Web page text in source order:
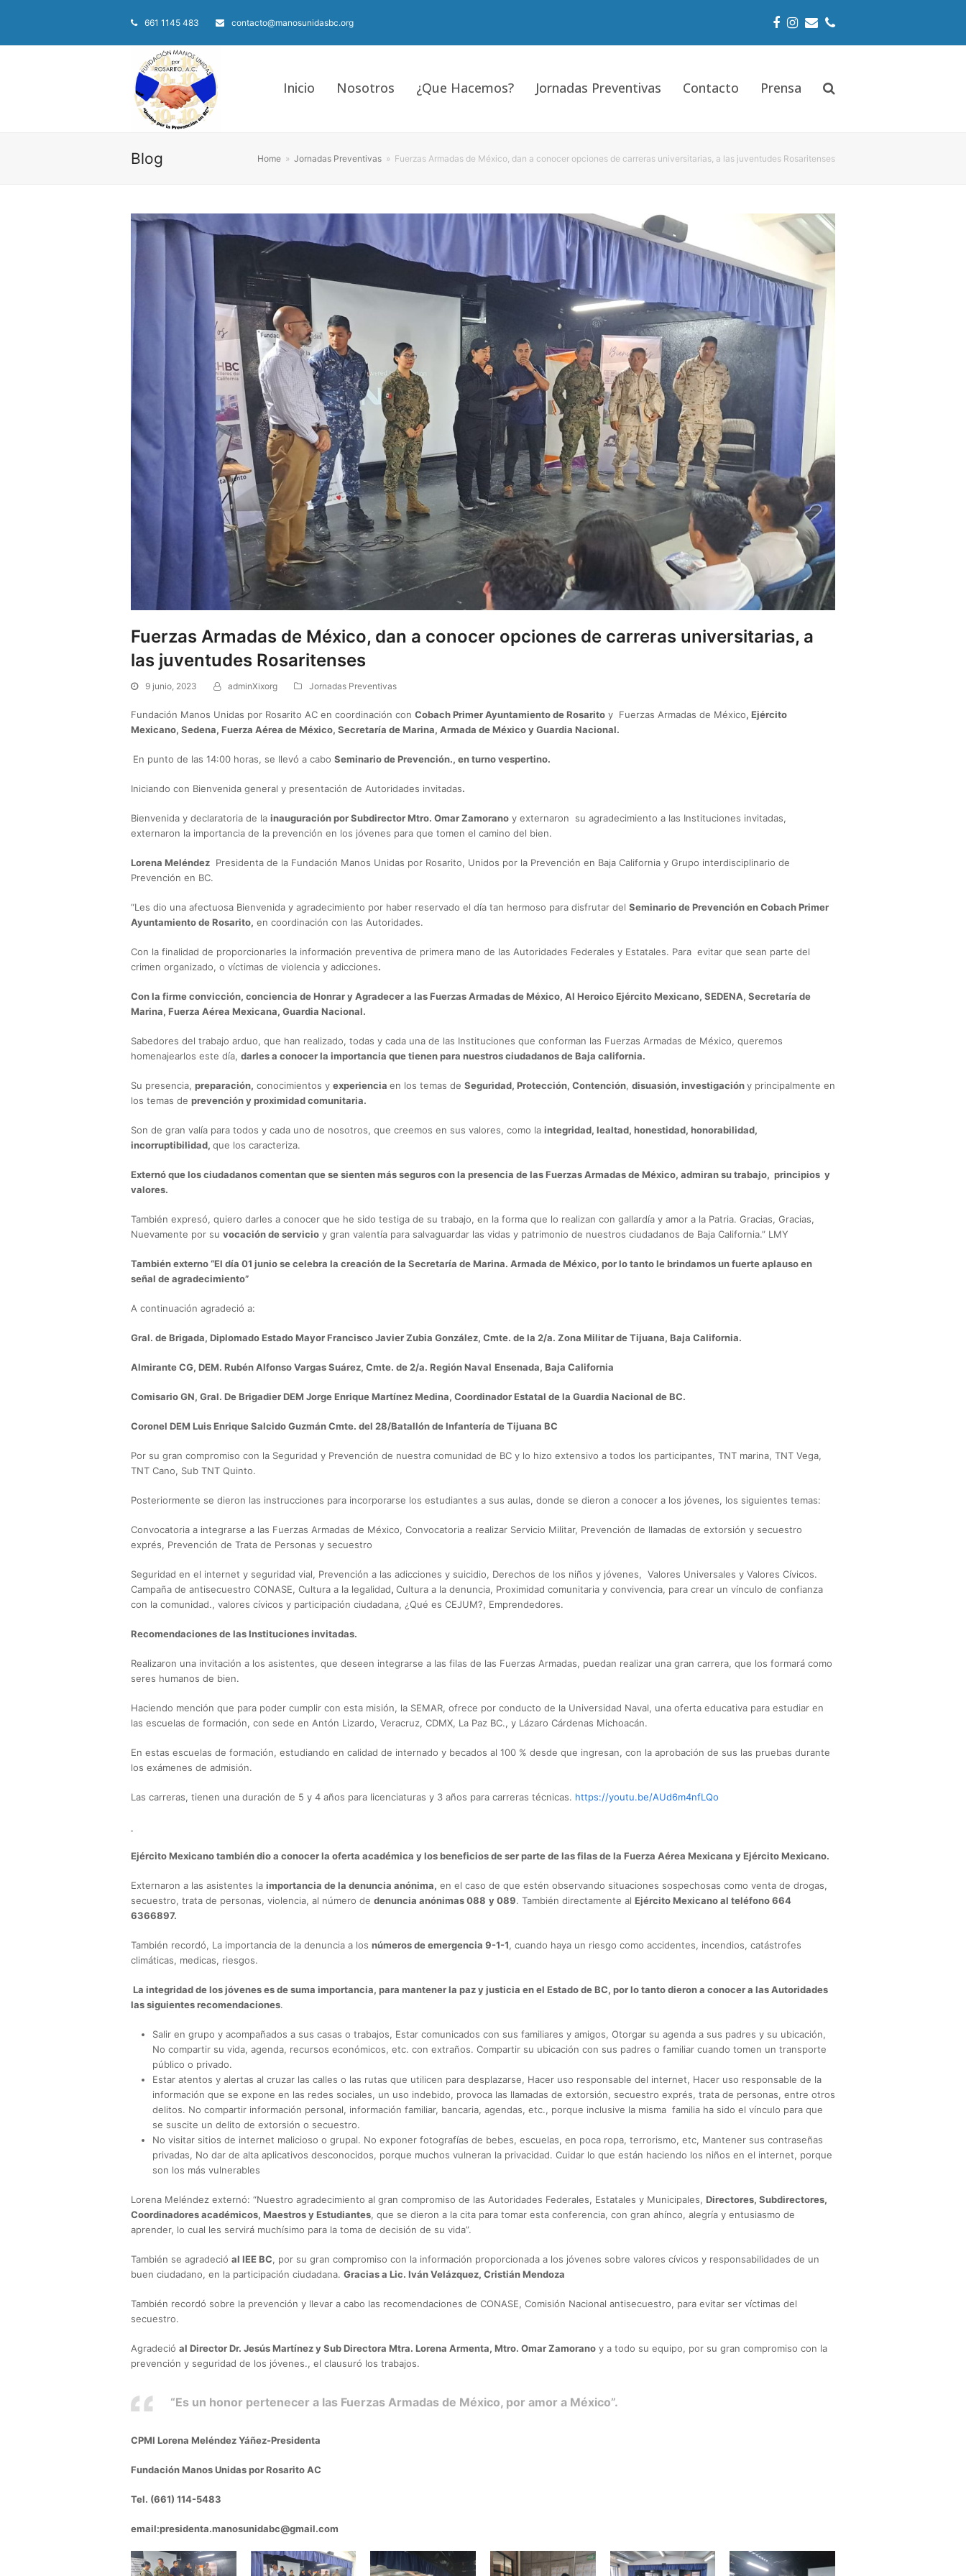
661 1145 483 contacto@manosunidasbc.org Facebook
Instagram
EmailPhone
Inicio Nosotros ¿Que Hacemos? Jornadas Preventivas Contacto Prensa
Blog Home » Jornadas Preventivas » Fuerzas Armadas de México, dan a conocer opciones de carreras universitarias, a las juventudes Rosaritenses
Fuerzas Armadas de México, dan a conocer opciones de carreras universitarias, a
las juventudes Rosaritenses
9 junio, 2023 adminXixorg Jornadas Preventivas
Fundación Manos Unidas por Rosarito AC en coordinación con Cobach Primer Ayuntamiento de Rosarito y Fuerzas Armadas de México, Ejército
Mexicano, Sedena, Fuerza Aérea de México, Secretaría de Marina, Armada de México y Guardia Nacional.
En punto de las 14:00 horas, se llevó a cabo Seminario de Prevención., en turno vespertino.
Iniciando con Bienvenida general y presentación de Autoridades invitadas.
Bienvenida y declaratoria de la inauguración por Subdirector Mtro. Omar Zamorano y externaron su agradecimiento a las Instituciones invitadas,
externaron la importancia de la prevención en los jóvenes para que tomen el camino del bien.
Lorena Meléndez Presidenta de la Fundación Manos Unidas por Rosarito, Unidos por la Prevención en Baja California y Grupo interdisciplinario de
Prevención en BC.
“Les dio una afectuosa Bienvenida y agradecimiento por haber reservado el día tan hermoso para disfrutar del Seminario de Prevención en Cobach Primer
Ayuntamiento de Rosarito, en coordinación con las Autoridades.
Con la finalidad de proporcionarles la información preventiva de primera mano de las Autoridades Federales y Estatales. Para evitar que sean parte del
crimen organizado, o víctimas de violencia y adicciones.
Con la firme convicción, conciencia de Honrar y Agradecer a las Fuerzas Armadas de México, Al Heroico Ejército Mexicano, SEDENA, Secretaría de
Marina, Fuerza Aérea Mexicana, Guardia Nacional.
Sabedores del trabajo arduo, que han realizado, todas y cada una de las Instituciones que conforman las Fuerzas Armadas de México, queremos
homenajearlos este día, darles a conocer la importancia que tienen para nuestros ciudadanos de Baja california.
Su presencia, preparación, conocimientos y experiencia en los temas de Seguridad, Protección, Contención, disuasión, investigacióny principalmente en
los temas de prevención y proximidad comunitaria.
Son de gran valía para todos y cada uno de nosotros, que creemos en sus valores, como la integridad, lealtad, honestidad, honorabilidad,
incorruptibilidad, que los caracteriza.
Externó que los ciudadanos comentan que se sienten más seguros con la presencia de las Fuerzas Armadas de México, admiran su trabajo, principios y
valores.
También expresó, quiero darles a conocer que he sido testiga de su trabajo, en la forma que lo realizan con gallardía y amor a la Patria. Gracias, Gracias,
Nuevamente por su vocación de servicio y gran valentía para salvaguardar las vidas y patrimonio de nuestros ciudadanos de Baja California.” LMY
También externo “El día 01 junio se celebra la creación de la Secretaría de Marina. Armada de México, por lo tanto le brindamos un fuerte aplauso en
señal de agradecimiento”
A continuación agradeció a:
Gral. de Brigada, Diplomado Estado Mayor Francisco Javier Zubia González, Cmte. de la 2/a. Zona Militar de Tijuana, Baja California.
Almirante CG, DEM. Rubén Alfonso Vargas Suárez, Cmte. de 2/a. Región Naval Ensenada, Baja California
Comisario GN, Gral. De Brigadier DEM Jorge Enrique Martínez Medina, Coordinador Estatal de la Guardia Nacional de BC.
Coronel DEM Luis Enrique Salcido Guzmán Cmte. del 28/Batallón de Infantería de Tijuana BC
Por su gran compromiso con la Seguridad y Prevención de nuestra comunidad de BC y lo hizo extensivo a todos los participantes, TNT marina, TNT Vega,
TNT Cano, Sub TNT Quinto.
Posteriormente se dieron las instrucciones para incorporarse los estudiantes a sus aulas, donde se dieron a conocer a los jóvenes, los siguientes temas:
Convocatoria a integrarse a las Fuerzas Armadas de México, Convocatoria a realizar Servicio Militar, Prevención de llamadas de extorsión y secuestro
exprés, Prevención de Trata de Personas y secuestro
Seguridad en el internet y seguridad vial, Prevención a las adicciones y suicidio, Derechos de los niños y jóvenes, Valores Universales y Valores Cívicos.
Campaña de antisecuestro CONASE, Cultura a la legalidad, Cultura a la denuncia, Proximidad comunitaria y convivencia, para crear un vínculo de confianza
con la comunidad., valores cívicos y participación ciudadana, ¿Qué es CEJUM?, Emprendedores.
Recomendaciones de las Instituciones invitadas.
Realizaron una invitación a los asistentes, que deseen integrarse a las filas de las Fuerzas Armadas, puedan realizar una gran carrera, que los formará como
seres humanos de bien.
Haciendo mención que para poder cumplir con esta misión, la SEMAR, ofrece por conducto de la Universidad Naval, una oferta educativa para estudiar en
las escuelas de formación, con sede en Antón Lizardo, Veracruz, CDMX, La Paz BC., y Lázaro Cárdenas Michoacán.
En estas escuelas de formación, estudiando en calidad de internado y becados al 100 % desde que ingresan, con la aprobación de sus las pruebas durante
los exámenes de admisión.
Las carreras, tienen una duración de 5 y 4 años para licenciaturas y 3 años para carreras técnicas. https://youtu.be/AUd6m4nfLQo
Ejército Mexicano también dio a conocer la oferta académica y los beneficios de ser parte de las filas de la Fuerza Aérea Mexicana y Ejército Mexicano.
Externaron a las asistentes la importancia de la denuncia anónima, en el caso de que estén observando situaciones sospechosas como venta de drogas,
secuestro, trata de personas, violencia, al número de denuncia anónimas 088 y 089. También directamente al Ejército Mexicano al teléfono 664
6366897.
También recordó, La importancia de la denuncia a los números de emergencia 9-1-1, cuando haya un riesgo como accidentes, incendios, catástrofes
climáticas, medicas, riesgos.
La integridad de los jóvenes es de suma importancia, para mantener la paz y justicia en el Estado de BC, por lo tanto dieron a conocer a las Autoridades
las siguientes recomendaciones.
Salir en grupo y acompañados a sus casas o trabajos, Estar comunicados con sus familiares y amigos, Otorgar su agenda a sus padres y su ubicación,
No compartir su vida, agenda, recursos económicos, etc. con extraños. Compartir su ubicación con sus padres o familiar cuando tomen un transporte
público o privado.
Estar atentos y alertas al cruzar las calles o las rutas que utilicen para desplazarse, Hacer uso responsable del internet, Hacer uso responsable de la
información que se expone en las redes sociales, un uso indebido, provoca las llamadas de extorsión, secuestro exprés, trata de personas, entre otros
delitos. No compartir información personal, información familiar, bancaria, agendas, etc., porque inclusive la misma familia ha sido el vínculo para que
se suscite un delito de extorsión o secuestro.
No visitar sitios de internet malicioso o grupal. No exponer fotografías de bebes, escuelas, en poca ropa, terrorismo, etc, Mantener sus contraseñas
privadas, No dar de alta aplicativos desconocidos, porque muchos vulneran la privacidad. Cuidar lo que están haciendo los niños en el internet, porque
son los más vulnerables
Lorena Meléndez externó: “Nuestro agradecimiento al gran compromiso de las Autoridades Federales, Estatales y Municipales, Directores, Subdirectores,
Coordinadores académicos, Maestros y Estudiantes, que se dieron a la cita para tomar esta conferencia, con gran ahínco, alegría y entusiasmo de
aprender, lo cual les servirá muchísimo para la toma de decisión de su vida”.
También se agradeció al IEE BC, por su gran compromiso con la información proporcionada a los jóvenes sobre valores cívicos y responsabilidades de un
buen ciudadano, en la participación ciudadana. Gracias a Lic. Iván Velázquez, Cristián Mendoza
También recordó sobre la prevención y llevar a cabo las recomendaciones de CONASE, Comisión Nacional antisecuestro, para evitar ser víctimas del
secuestro.
Agradeció al Director Dr. Jesús Martínezy Sub Directora Mtra. Lorena Armenta, Mtro. Omar Zamorano y a todo su equipo, por su gran compromiso con la
prevención y seguridad de los jóvenes., el clausuró los trabajos.
“Es un honor pertenecer a las Fuerzas Armadas de México, por amor a México”.
CPMI Lorena Meléndez Yáñez-Presidenta
Fundación Manos Unidas por Rosarito AC
Tel. (661) 114-5483
email:presidenta.manosunidabc@gmail.com